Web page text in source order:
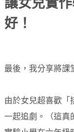
讓女兒實
好！
最後，我分享將課
由於女兒超喜歡「
一起追劇。（這真